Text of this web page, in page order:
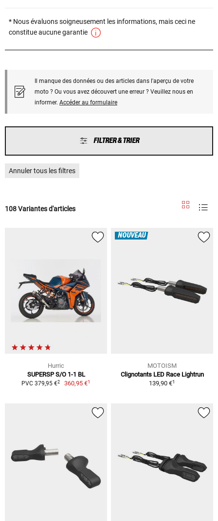
* Nous évaluons soigneusement les informations, mais ceci ne
constitue aucune garantie
Il manque des données ou des articles dans l'aperçu de votre
moto ? Ou vous avez découvert une erreur ? Veuillez nous en
informer. Accéder au formulaire
FILTRER & TRIER
Annuler tous les filtres
108 Variantes d'articles
Hurric
SUPERSP S/O 1-1 BL
PVC 379,95 €2 360,95 €1
NOUVEAU
MOTOISM
Clignotants LED Race Lightrun
139,90 €1